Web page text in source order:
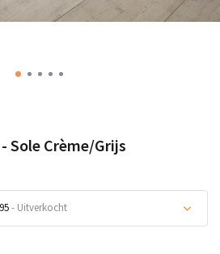
Sole Crème/Grijs
- Uitverkocht